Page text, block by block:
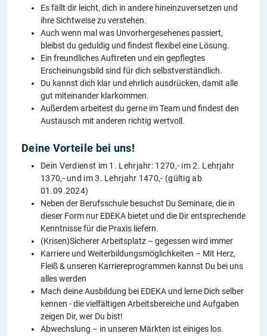
Es fällt dir leicht, dich in andere hineinzuversetzen und
ihre Sichtweise zu verstehen.
Auch wenn mal was Unvorhergesehenes passiert,
bleibst du geduldig und findest flexibel eine Lösung.
Ein freundliches Auftreten und ein gepflegtes
Erscheinungsbild sind für dich selbstverständlich.
Du kannst dich klar und ehrlich ausdrücken, damit alle
gut miteinander klarkommen.
Außerdem arbeitest du gerne im Team und findest den
Austausch mit anderen richtig wertvoll.
Deine Vorteile bei uns!
Dein Verdienst im 1. Lehrjahr: 1270,- im 2. Lehrjahr
1370,- und im 3. Lehrjahr 1470,- (gültig ab
01.09.2024)
Neben der Berufsschule besuchst Du Seminare, die in
dieser Form nur EDEKA bietet und die Dir entsprechende
Kenntnisse für die Praxis liefern.
(Krisen)Sicherer Arbeitsplatz – gegessen wird immer
Karriere und Weiterbildungsmöglichkeiten – Mit Herz,
Fleiß & unseren Karriereprogrammen kannst Du bei uns
alles werden
Mach deine Ausbildung bei EDEKA und lerne Dich selber
kennen - die vielfältigen Arbeitsbereiche und Aufgaben
zeigen Dir, wer Du bist!
Abwechslung – in unseren Märkten ist einiges los.